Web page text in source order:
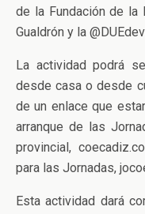
de la Fundación de la
Gualdrón y la
La actividad podrá
desde casa o desde
de un enlace que
arranque de las
provincial,
para las Jornadas,
Esta actividad dará